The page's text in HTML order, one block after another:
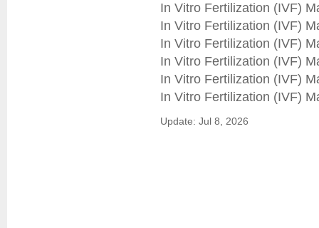
In Vitro Fertilization (IVF)
In Vitro Fertilization (IVF)
In Vitro Fertilization (IVF)
In Vitro Fertilization (IVF)
In Vitro Fertilization (IVF)
Update: Jul 8, 2026